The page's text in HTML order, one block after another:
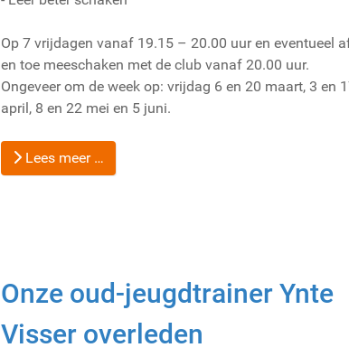
Op 7 vrijdagen vanaf 19.15 – 20.00 uur en eventueel
en toe meeschaken met de club vanaf 20.00 uur.
Ongeveer om de week op: vrijdag 6 en 20 maart, 3 en
april, 8 en 22 mei en 5 juni.
Lees meer …
Onze oud-jeugdtrainer Ynte
Visser overleden